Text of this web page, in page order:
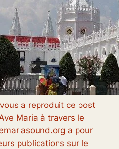
a reproduit ce post
Maria à travers le
a pour
publications sur le